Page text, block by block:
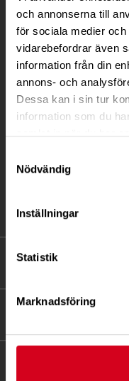
och annonserna till
för sociala medier
vidarebefordrar även
information från din
annons- och
Dessa kan i sin tur
information som du
samlat in när du har
Nödvändig
Inställningar
Statistik
Marknadsföring
Telefon:08-677 70
Postadress:
Box 4086
171 04 Solna
75 |
FÖRDJUPNING